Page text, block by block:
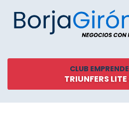
CLUB
TRIUNFERS